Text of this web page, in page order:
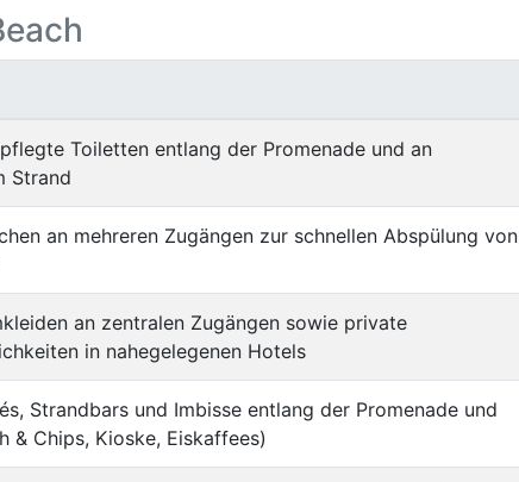
Toiletten entlang der Promenade und an
Strand
an mehreren Zugängen zur schnellen Abspülung von
an zentralen Zugängen sowie private
in nahegelegenen Hotels
Strandbars und Imbisse entlang der Promenade und
& Chips, Kioske, Eiskaffees)